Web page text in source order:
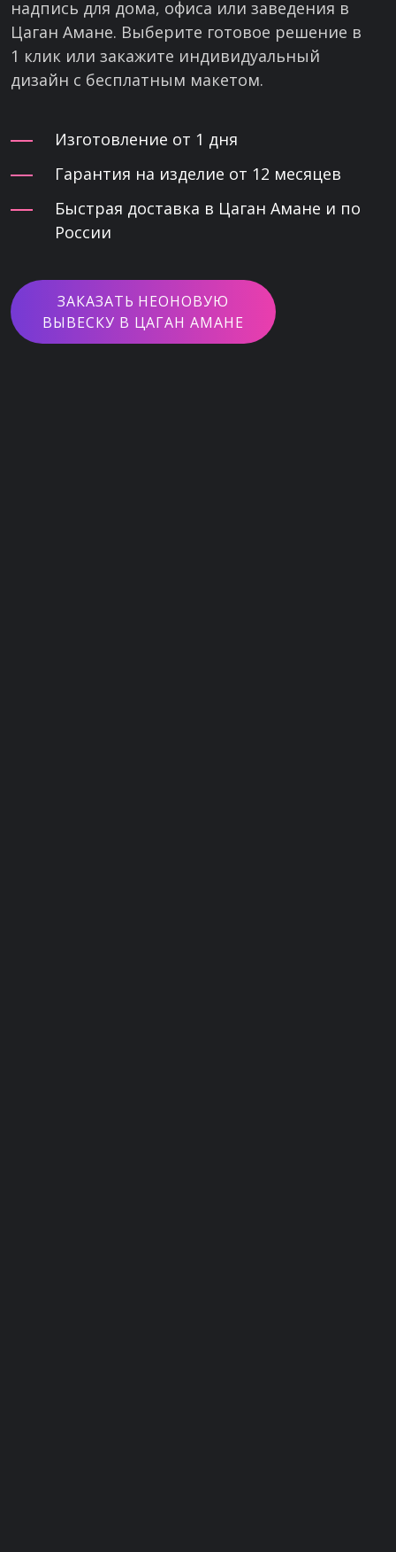
надпись для дома, офиса или заведения в
Цаган Амане. Выберите готовое решение в
1 клик или закажите индивидуальный
дизайн с бесплатным макетом.
Изготовление от 1 дня
Гарантия на изделие от 12 месяцев
Быстрая доставка в Цаган Амане и по
России
ЗАКАЗАТЬ НЕОНОВУЮ
ВЫВЕСКУ В ЦАГАН АМАНЕ